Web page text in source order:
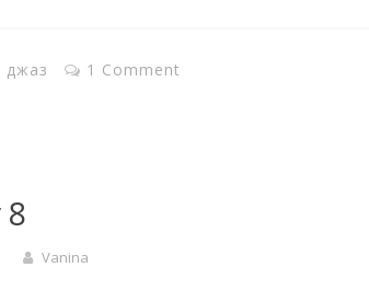
джаз 1 Comment
8
Vanina